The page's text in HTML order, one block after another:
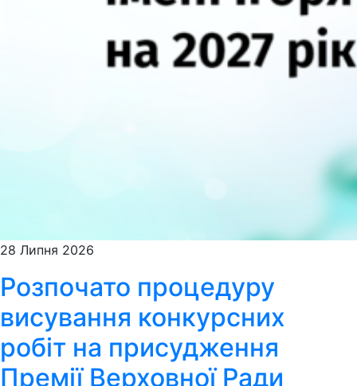
28 Липня 2026
Розпочато процедуру
висування конкурсних
робіт на присудження
Премії Верховної Ради